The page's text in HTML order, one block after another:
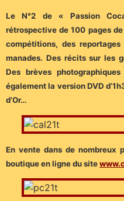
Le N°2 de « Passion
rétrospective de 100 pages
compétitions, des
manades. Des récits sur les
Des brèves
également la version DVD
d’Or…
En vente dans de nombreux
boutique en ligne du site